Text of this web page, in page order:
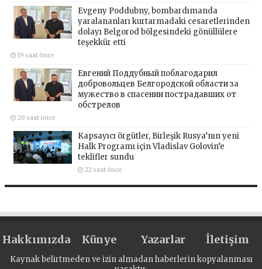
Evgeny Poddubny, bombardımanda
yaralananları kurtarmadaki cesaretlerinden
dolayı Belgorod bölgesindeki gönüllülere
teşekkür etti
19 saat önce
Евгений Поддубный поблагодарил
добровольцев Белгородской области за
мужество в спасении пострадавших от
обстрелов
20 saat önce
Kapsayıcı örgütler, Birleşik Rusya’nın yeni
Halk Programı için Vladislav Golovin’e
teklifler sundu
22 saat önce
Hakkımızda Künye Yazarlar İletişim
Kaynak belirtmeden ve izin almadan haberlerin kopyalanması